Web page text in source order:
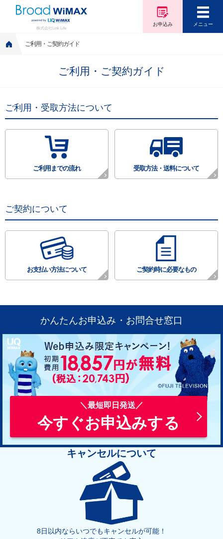
株式会社Link Life
メニュー
お申込み
ご利用・ご契約ガイド
ご利用・ご契約ガイド
ご利用・受取方法について
ご利用までの流れ 受取方法・送料について
ご契約について
お支払い方法について ご契約時に必要なもの
かんたんお申込み・お問合せ窓口
今すぐお申込みする
キャンセルについて
8日以内ならいつでもキャンセルが可能！